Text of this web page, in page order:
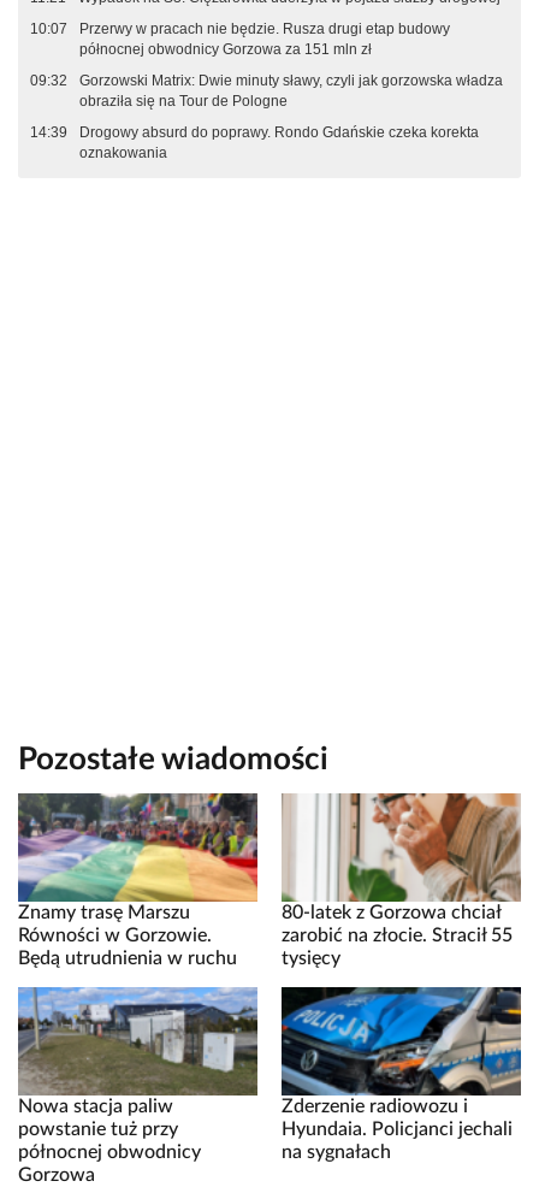
10:07
Przerwy w pracach nie będzie. Rusza drugi etap budowy
północnej obwodnicy Gorzowa za 151 mln zł
09:32
Gorzowski Matrix: Dwie minuty sławy, czyli jak gorzowska władza
obraziła się na Tour de Pologne
14:39
Drogowy absurd do poprawy. Rondo Gdańskie czeka korekta
oznakowania
Pozostałe wiadomości
Znamy trasę Marszu
Równości w Gorzowie.
Będą utrudnienia w ruchu
80-latek z Gorzowa chciał
zarobić na złocie. Stracił 55
tysięcy
Nowa stacja paliw
powstanie tuż przy
północnej obwodnicy
Gorzowa
Zderzenie radiowozu i
Hyundaia. Policjanci jechali
na sygnałach